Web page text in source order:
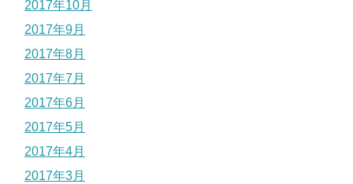
2017年10月
2017年9月
2017年8月
2017年7月
2017年6月
2017年5月
2017年4月
2017年3月